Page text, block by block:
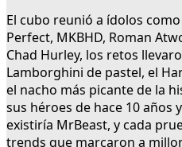
El cubo reunió a ídolos como
Perfect, MKBHD, Roman
Chad Hurley, los retos
Lamborghini de pastel, el
el nacho más picante de la
sus héroes de hace 10 años
existiría MrBeast, y cada
trends que marcaron a